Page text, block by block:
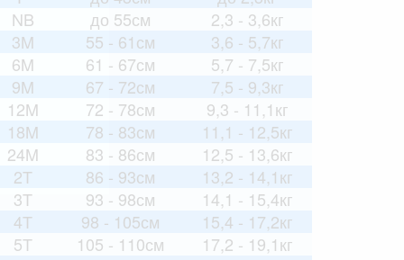
NB
до 55см
2,3 - 3,6кг
3M
55 - 61см
3,6 - 5,7кг
6M
61 - 67см
5,7 - 7,5кг
9M
67 - 72см
7,5 - 9,3кг
12M
72 - 78см
9,3 - 11,1кг
18M
78 - 83см
11,1 - 12,5кг
24M
83 - 86см
12,5 - 13,6кг
2T
86 - 93см
13,2 - 14,1кг
3T
93 - 98см
14,1 - 15,4кг
4T
98 - 105см
15,4 - 17,2кг
5T
105 - 110см
17,2 - 19,1кг